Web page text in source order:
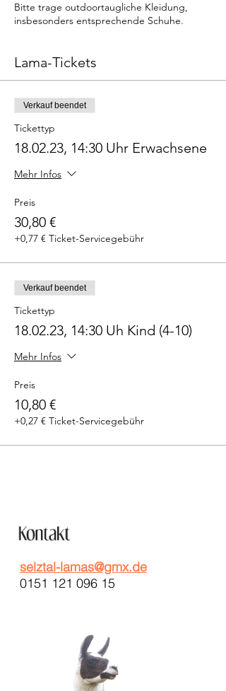
Bitte trage outdoortaugliche Kleidung,
insbesonders entsprechende Schuhe.
Lama-Tickets
Verkauf beendet
Tickettyp
18.02.23, 14:30 Uhr Erwachsene
Mehr Infos
Preis
30,80 €
+0,77 € Ticket-Servicegebühr
Verkauf beendet
Tickettyp
18.02.23, 14:30 Uh Kind (4-10)
Mehr Infos
Preis
10,80 €
+0,27 € Ticket-Servicegebühr
selztal-lamas@gmx.de
0151 121 096 15